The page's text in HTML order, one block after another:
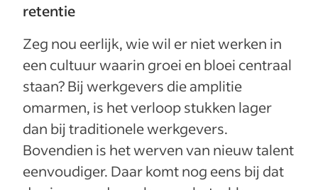
retentie
Zeg nou eerlijk, wie wil er niet werken in
een cultuur waarin groei en bloei centraal
staan? Bij werkgevers die amplitie
omarmen, is het verloop stukken lager
dan bij traditionele werkgevers.
Bovendien is het werven van nieuw talent
eenvoudiger. Daar komt nog eens bij dat